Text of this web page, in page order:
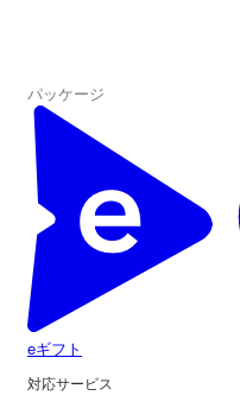
パッケージ
eギフト
対応サービス